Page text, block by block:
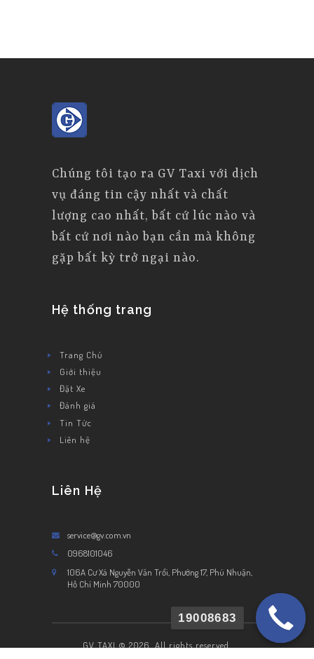
Chúng tôi tạo ra GV Taxi với dịch
vụ đáng tin cậy nhất và chất
lượng cao nhất, bất cứ lúc nào và
bất cứ nơi nào bạn cần mà không
gặp bất kỳ trở ngại nào.
Hệ thống trang
Trang Chủ
Giới thiệu
Đặt Xe
Đánh giá
Tin Tức
Liên hệ
Liên Hệ
service@gv.com.vn
0968101046
106A Cư Xá Nguyễn Văn Trổi, Phường 17, Phú Nhuận,
Hồ Chí Minh 70000
GV TAXI © 2026. All rights reserved.
19008683